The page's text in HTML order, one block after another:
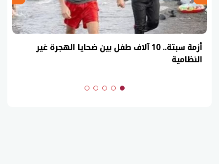
أزمة سبتة.. 10 آلاف طفل بين ضحايا الهجرة غير
النظامية